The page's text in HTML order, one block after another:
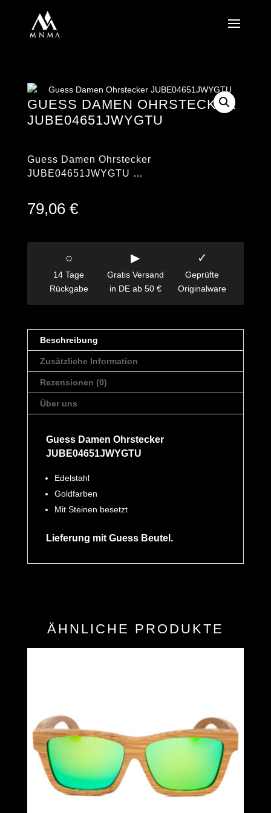
GUESS DAMEN OHRSTECKER
JUBE04651JWYGTU
Guess Damen Ohrstecker
JUBE04651JWYGTU …
79,06 €
○
14 Tage
Rückgabe
▶
Gratis Versand
in DE ab 50 €
✓
Geprüfte
Originalware
Beschreibung
Zusätzliche Information
Rezensionen (0)
Über uns
Guess Damen Ohrstecker
JUBE04651JWYGTU
Edelstahl
Goldfarben
Mit Steinen besetzt
Lieferung mit Guess Beutel.
ÄHNLICHE PRODUKTE